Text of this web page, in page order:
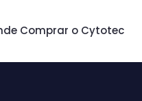
Comprar o Cytotec